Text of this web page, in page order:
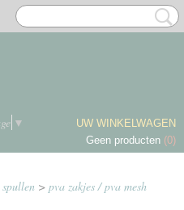
▼
UW WINKELWAGEN
Geen producten (0)
> pva zakjes / pva mesh